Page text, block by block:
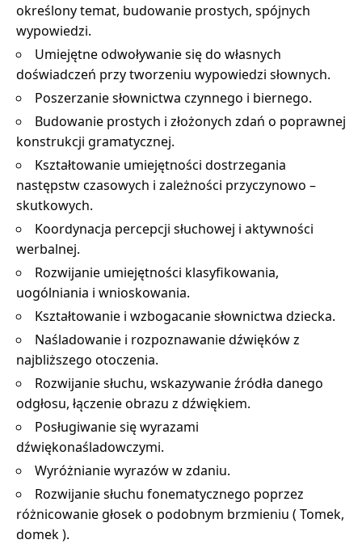
określony temat, budowanie prostych, spójnych
wypowiedzi.
Umiejętne odwoływanie się do własnych
doświadczeń przy tworzeniu wypowiedzi słownych.
Poszerzanie słownictwa czynnego i biernego.
Budowanie prostych i złożonych zdań o poprawnej
konstrukcji gramatycznej.
Kształtowanie umiejętności dostrzegania
następstw czasowych i zależności przyczynowo –
skutkowych.
Koordynacja percepcji słuchowej i aktywności
werbalnej.
Rozwijanie umiejętności klasyfikowania,
uogólniania i wnioskowania.
Kształtowanie i wzbogacanie słownictwa dziecka.
Naśladowanie i rozpoznawanie dźwięków z
najbliższego otoczenia.
Rozwijanie słuchu, wskazywanie źródła danego
odgłosu, łączenie obrazu z dźwiękiem.
Posługiwanie się wyrazami
dźwiękonaśladowczymi.
Wyróżnianie wyrazów w zdaniu.
Rozwijanie słuchu fonematycznego poprzez
różnicowanie głosek o podobnym brzmieniu ( Tomek,
domek ).